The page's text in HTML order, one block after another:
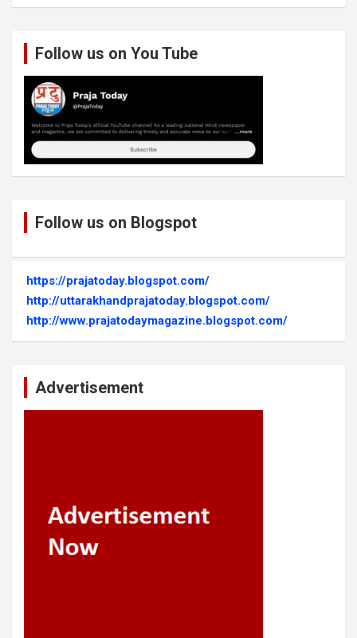
Follow us on You Tube
Follow us on Blogspot
https://prajatoday.blogspot.com/
http://uttarakhandprajatoday.blogspot.com/
http://www.prajatodaymagazine.blogspot.com/
Advertisement